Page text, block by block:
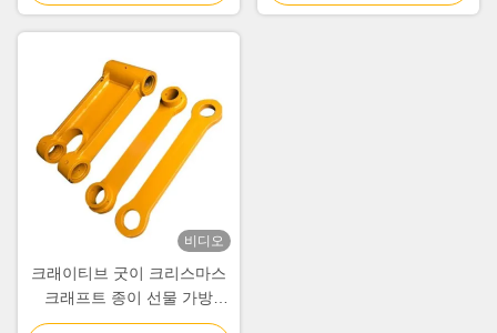
비디오
크래이티브 굿이 크리스마스
크래프트 종이 선물 가방
Xmas 장식 파티에 자신의 로